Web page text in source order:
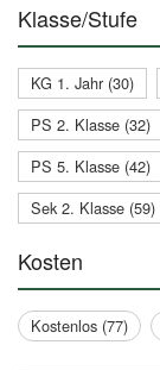
Klasse/Stufe
KG 1. Jahr (30)
PS 2. Klasse (32)
PS 5. Klasse (42)
Sek 2. Klasse (59)
Kosten
Kostenlos (77)